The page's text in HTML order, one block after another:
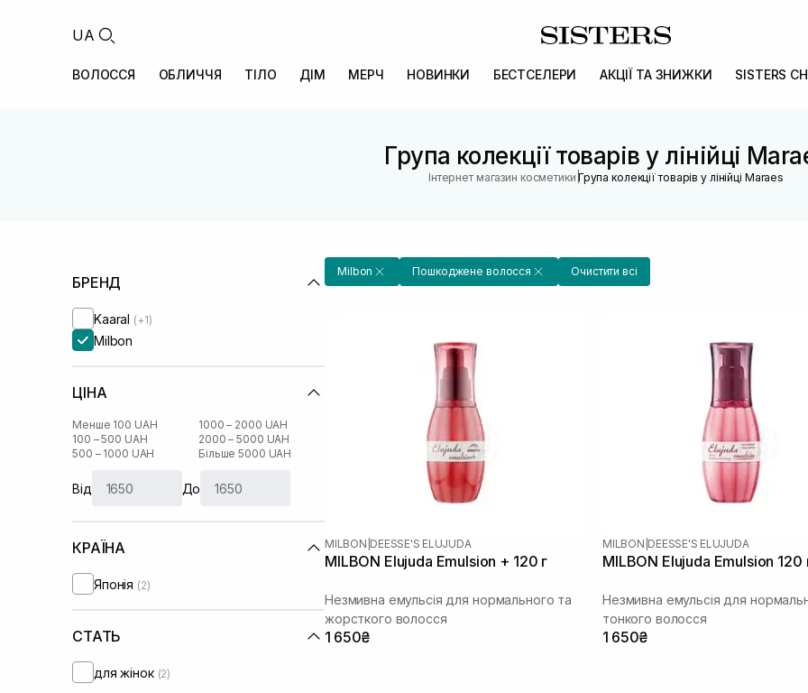
UA
ВОЛОССЯ ОБЛИЧЧЯ ТІЛО ДІМ МЕРЧ НОВИНКИ БЕСТСЕЛЕРИ АКЦІЇ ТА ЗНИЖКИ SISTERS
Група колекції товарів у лінійці
Інтернет магазин косметики |Група колекції товарів у лінійці Maraes
БРЕНД
Kaaral (+1)
Milbon
ЦІНА
Менше 100 UAH
100 – 500 UAH
500 – 1000 UAH
1000 – 2000 UAH
2000 – 5000 UAH
Більше 5000 UAH
Від До
КРАЇНА
Японія (2)
СТАТЬ
для жінок (2)
Milbon Пошкоджене волосся Очистити всі
MILBON DEESSE'S ELUJUDA
MILBON Elujuda Emulsion + 120 г
Незмивна емульсія для нормального та
жорсткого волосся
1 650₴
MILBON DEESSE'S ELUJUDA
MILBON Elujuda Emulsion 120
Незмивна емульсія для
тонкого волосся
1 650₴